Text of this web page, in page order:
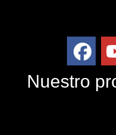
Nuestro